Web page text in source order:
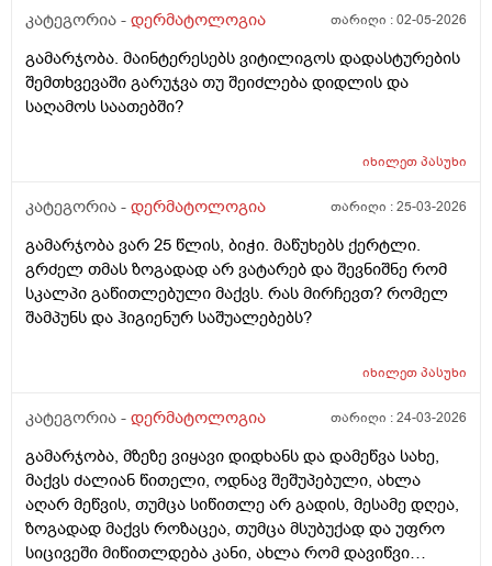
კატეგორია - დერმატოლოგია თარიღი :02-05-2026
გამარჯობა. მაინტერესებს ვიტილიგოს დადასტურების
შემთხვევაში გარუჯვა თუ შეიძლება დიდლის და
საღამოს საათებში?
იხილეთპასუხი
კატეგორია - დერმატოლოგია თარიღი :25-03-2026
გამარჯობა ვარ 25 წლის, ბიჭი. მაწუხებს ქერტლი.
გრძელ თმას ზოგადად არ ვატარებ და შევნიშნე რომ
სკალპი გაწითლებული მაქვს. რას მირჩევთ? რომელ
შამპუნს და ჰიგიენურ საშუალებებს?
იხილეთპასუხი
კატეგორია - დერმატოლოგია თარიღი :24-03-2026
გამარჯობა, მზეზე ვიყავი დიდხანს და დამეწვა სახე,
მაქვს ძალიან წითელი, ოდნავ შეშუპებული, ახლა
აღარ მეწვის, თუმცა სიწითლე არ გადის, მესამე დღეა,
ზოგადად მაქვს როზაცეა, თუმცა მსუბუქად და უფრო
სიცივეში მიწითლდება კანი, ახლა რომ დავიწვი